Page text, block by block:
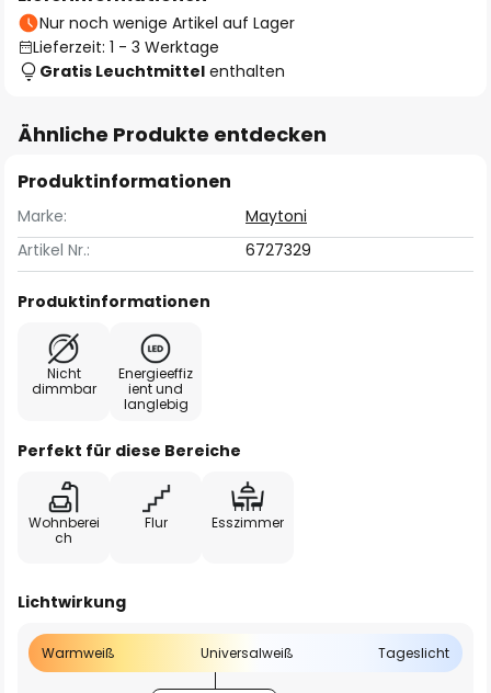
Nur noch wenige Artikel auf Lager
Lieferzeit: 1 - 3 Werktage
Gratis Leuchtmittel enthalten
Ähnliche Produkte entdecken
Produktinformationen
Marke:
Maytoni
Artikel Nr.:
6727329
Produktinformationen
Nicht
dimmbar
Energieeffiz
ient und
langlebig
Perfekt für diese Bereiche
Wohnberei
ch
Flur Esszimmer
Lichtwirkung
Warmweiß Universalweiß Tageslicht